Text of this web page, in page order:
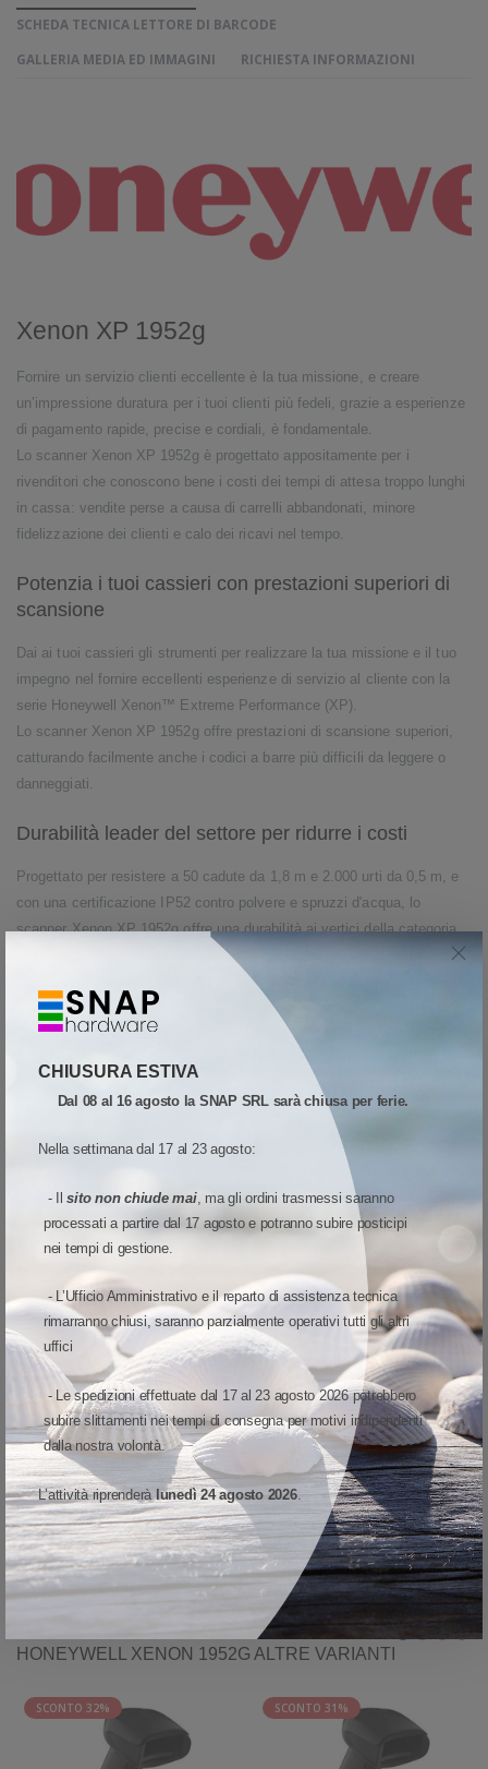
CHIUSURA ESTIVA
Dal 08 al 16 agosto la SNAP SRL sarà chiusa per ferie.
Nella settimana dal 17 al 23 agosto:
- Ilsito non chiude mai, ma gli ordini trasmessi saranno
processati a partire dal 17 agosto e potranno subire posticipi
nei tempi di gestione.
- L’Ufficio Amministrativo e il reparto di assistenza tecnica
rimarranno chiusi, saranno parzialmente operativi tutti gli altri
uffici
- Le spedizioni effettuate dal 17 al 23 agosto 2026 potrebbero
subire slittamenti nei tempi di consegna per motivi indipendenti
dalla nostra volontà.
L’attività riprenderàlunedì 24 agosto 2026.
SCHEDA TECNICA LETTORE DI BARCODE
GALLERIA MEDIA ED IMMAGINI
RICHIESTA INFORMAZIONI
Xenon XP 1952g
Fornire un servizio clienti eccellente è la tua missione, e creare
un’impressione duratura per i tuoi clienti più fedeli, grazie a esperienze
di pagamento rapide, precise e cordiali, è fondamentale.
Lo scanner Xenon XP 1952g è progettato appositamente per i
rivenditori che conoscono bene i costi dei tempi di attesa troppo lunghi
in cassa: vendite perse a causa di carrelli abbandonati, minore
fidelizzazione dei clienti e calo dei ricavi nel tempo.
Potenzia i tuoi cassieri con prestazioni superiori di
scansione
Dai ai tuoi cassieri gli strumenti per realizzare la tua missione e il tuo
impegno nel fornire eccellenti esperienze di servizio al cliente con la
serie Honeywell Xenon™ Extreme Performance (XP).
Lo scanner Xenon XP 1952g offre prestazioni di scansione superiori,
catturando facilmente anche i codici a barre più difficili da leggere o
danneggiati.
Durabilità leader del settore per ridurre i costi
Progettato per resistere a 50 cadute da 1,8 m e 2.000 urti da 0,5 m, e
con una certificazione IP52 contro polvere e spruzzi d'acqua, lo
scanner Xenon XP 1952g offre una durabilità ai vertici della categoria.
Questo riduce significativamente i tempi di inattività dello scanner e i
costi di assistenza, garantendo una maggiore durata e un costo totale
di proprietà più basso.
Libertà di movimento per un servizio più efficiente
La libertà di movimento intorno a terminali POS, nastri trasportatori e
clienti è una sfida continua per gli addetti alle vendite di oggi. Con
sempre più tecnologia integrata nelle postazioni POS moderne e
Lo scanner cordless Xenon XP 1952g elimina il tempo perso a gestire i
cavi, permettendo agli operatori di concentrarsi completamente sul
miglioramento dell’esperienza del cliente.
Scansione precisa anche a distanza, per ridurre lo
sforzo fisico
Progettato per i negozi che necessitano di una scansione altamente
accurata anche a distanza, lo scanner Xenon XP 1952g riduce
l'affaticamento degli operatori, diminuendo la necessità di piegarsi per
raggiungere i codici a barre sugli scaffali bassi o in fondo ai carrelli.
VISUALIZZA MODELLO ED OPZIONI
HONEYWELL XENON 1952G ALTRE VARIANTI
SCONTO 32% SCONTO 31%